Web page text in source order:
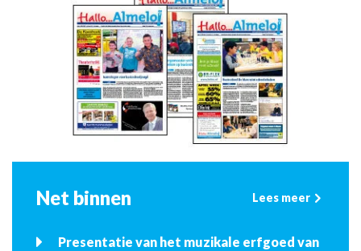
Net binnen Lees meer
Presentatie van het muzikale erfgoed van